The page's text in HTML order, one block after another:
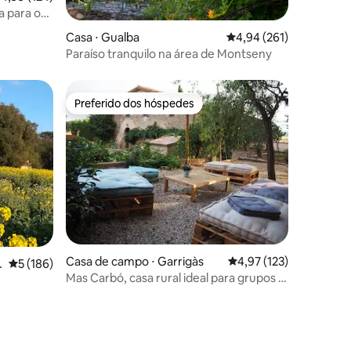
para o
Casa ⋅ Gualba 4,94 de uma avaliação
4,94 (261)
Paraíso tranquilo na área de Montseny
hóspedes
5 de uma avaliação média de 5, 186 avaliações
5 (186)
Preferido dos hóspedes
Preferido dos hóspedes
Casa de campo ⋅ Garrigàs 4,97 de uma avaliação
4,97 (123)
Mas Carbó, casa rural ideal para grupos e